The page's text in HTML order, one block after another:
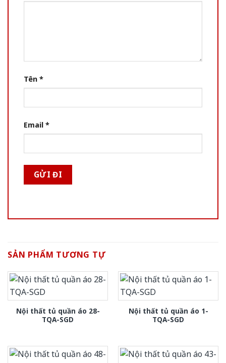
Tên *
Email *
SẢN PHẨM TƯƠNG TỰ
Nội thất tủ quần áo 28-
TQA-SGD
Nội thất tủ quần áo 1-
TQA-SGD